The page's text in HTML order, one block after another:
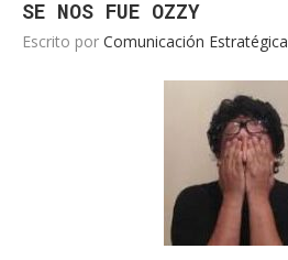
SE NOS FUE OZZY
Escrito por Comunicación Estratégica